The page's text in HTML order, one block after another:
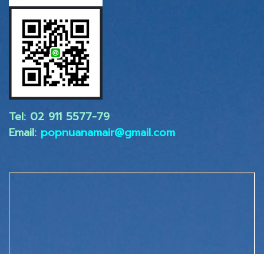
Tel: 02 ​911 5577-79
Email: popnuanamair@gmail.com